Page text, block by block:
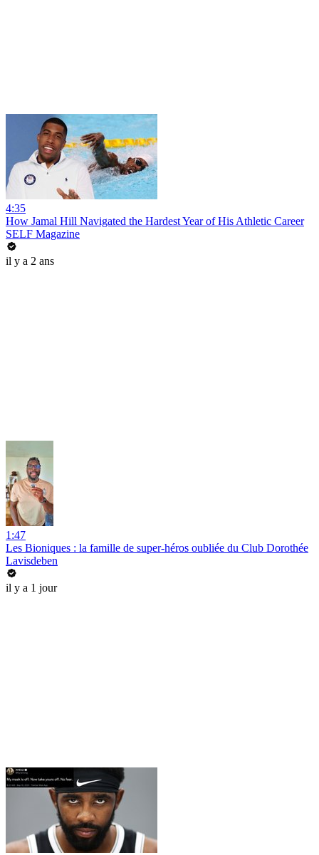
4:35
How Jamal Hill Navigated the Hardest Year of His Athletic Career
SELF Magazine
il y a 2 ans
1:47
Les Bioniques : la famille de super-héros oubliée du Club Dorothée
Lavisdeben
il y a 1 jour